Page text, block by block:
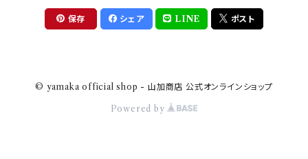
ちびまる子ちゃんandクレヨンしんちゃん
【山加商店×yaeko】migratory bird
HAPPY DINING(ハッピーダイニング)
保存 シェア LINE ポスト
© yamaka official shop - 山加商店 公式オンラインショップ
Powered by